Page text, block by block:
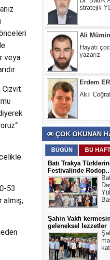
veya
Cizvit
53
almış,
Hayatı
Akıl
ÇOK OKUNAN
BUGÜN BU
Batı Trakya
Festivalinde Rodop..
Şahin Vakfı
geleneksel lezzetler